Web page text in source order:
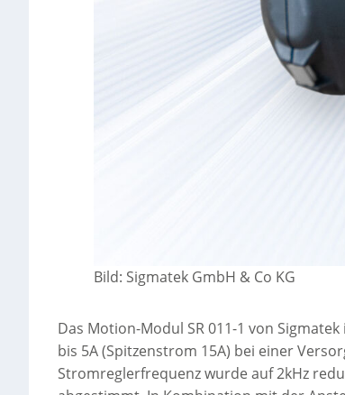
Bild: Sigmatek GmbH & Co KG
Das Motion-Modul SR 011-1 von
bis 5A (Spitzenstrom 15A) bei einer
Stromreglerfrequenz wurde auf 2kHz